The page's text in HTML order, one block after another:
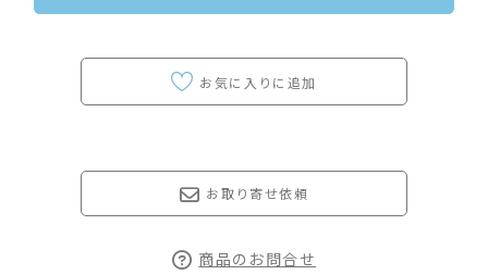
お取り寄せ依頼
商品のお問合せ